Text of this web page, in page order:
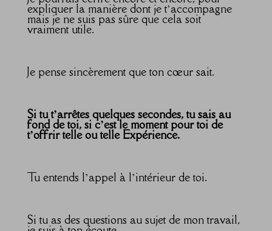
expliquer la manière dont je t’accompagne
mais je ne suis pas sûre que cela soit
vraiment utile.
Je pense sincèrement que ton cœur sait.
Si tu t’arrêtes quelques secondes, tu sais au
fond de toi, si c’est le moment pour toi de
t’offrir telle ou telle Expérience.
Tu entends l’appel à l’intérieur de toi.
Si tu as des questions au sujet de mon travail,